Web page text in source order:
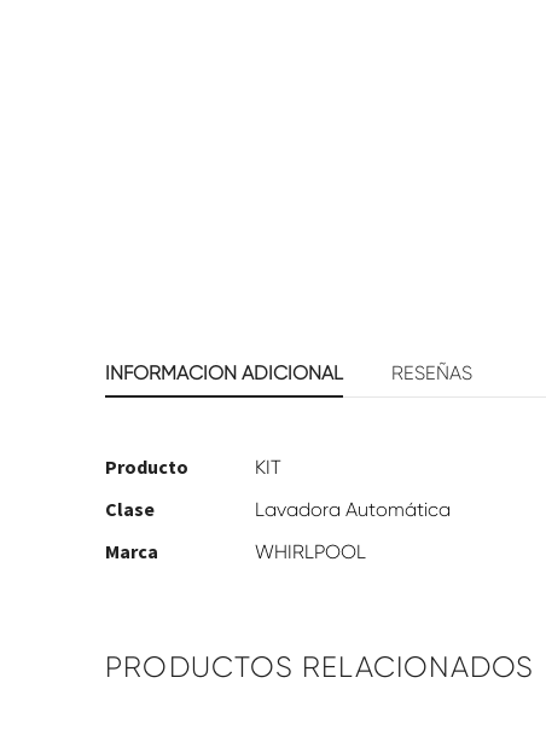
INFORMACIÓN ADICIONAL RESEÑAS
Producto KIT
Clase Lavadora Automática
Marca WHIRLPOOL
PRODUCTOS RELACIONADOS